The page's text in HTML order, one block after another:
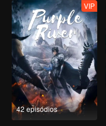
42 episódios
VIP